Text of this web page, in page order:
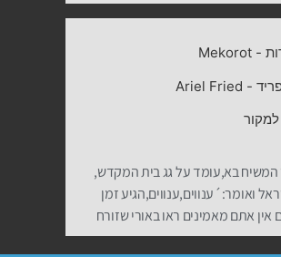
-
Mekorot
-
Ariel Fried
בא,עומד על גג בית המקדש,
ואומר:´ענווים,ענווים,הגיע זמן
אין אתם מאמינים ראו באורי שזורח